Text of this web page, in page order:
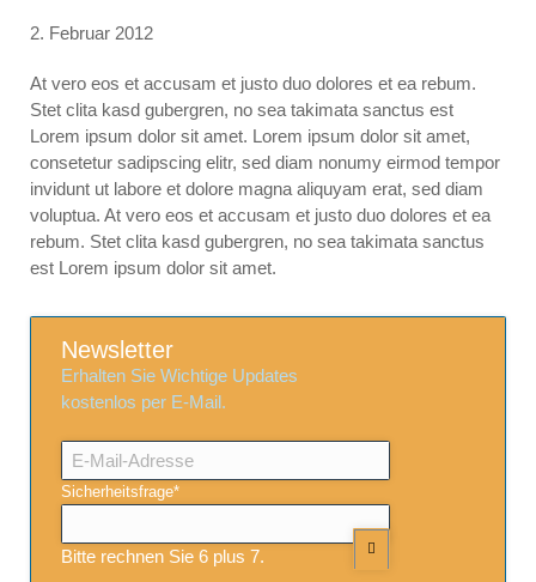
2. Februar 2012
At vero eos et accusam et justo duo dolores et ea rebum.
Stet clita kasd gubergren, no sea takimata sanctus est
Lorem ipsum dolor sit amet. Lorem ipsum dolor sit amet,
consetetur sadipscing elitr, sed diam nonumy eirmod tempor
invidunt ut labore et dolore magna aliquyam erat, sed diam
voluptua. At vero eos et accusam et justo duo dolores et ea
rebum. Stet clita kasd gubergren, no sea takimata sanctus
est Lorem ipsum dolor sit amet.
Newsletter
Erhalten Sie Wichtige Updates
kostenlos per E-Mail.
E-
Mail-
Adresse
Pflichtfeld
Sicherheitsfrage*
Bitte rechnen Sie 6 plus 7.